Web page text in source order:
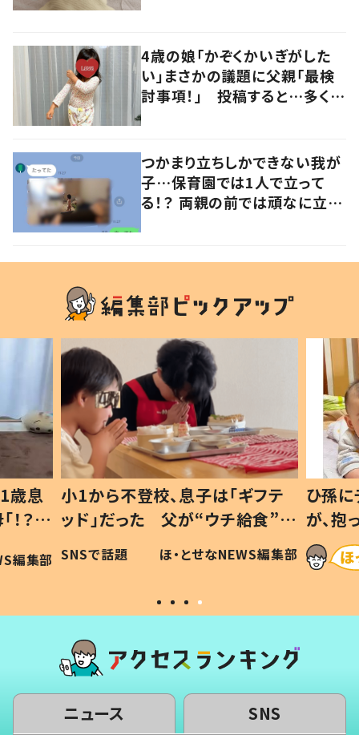
4歳の娘「かぞくかいぎがした
い」まさかの議題に父親「最検
討事項！」 投稿すると…多くの
つかまり立ちしかできない我が
子…保育園では1人で立って
る！？ 両親の前では頑なに立た
歳息
？」
編集部
小1から不登校、息子は「ギフテ
ッド」だった 父が“ウチ給食”を
作り続ける理由とは #令和の親
#令和の子
SNSで話題 ほ・とせなNEWS編集部
ひ孫
が、
「涙が
い」
ニュース SNS